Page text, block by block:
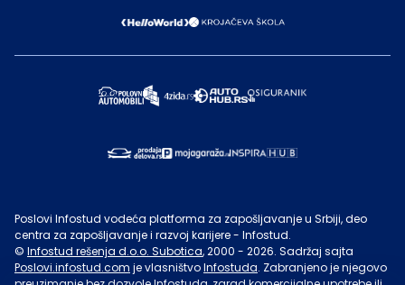
Poslovi Infostud vodeća platforma za zapošljavanje u Srbiji, deo
centra za zapošljavanje i razvoj karijere - Infostud.
© Infostud rešenja d.o.o. Subotica, 2000 - 2026. Sadržaj sajta
Poslovi.infostud.com je vlasništvoInfostuda. Zabranjeno je njegovo